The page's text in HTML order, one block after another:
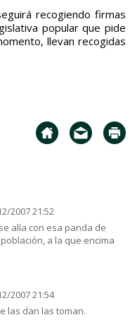
recogiendo firmas
popular que pide
llevan recogidas
2007 21:52
alía con esa panda de
a la que encima
2007 21:54
las dan las toman.